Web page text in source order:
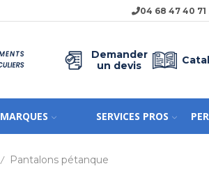
04 68 47 40 71
Demander
un devis
MARQUES SERVICES PROS
/ Pantalons pétanque